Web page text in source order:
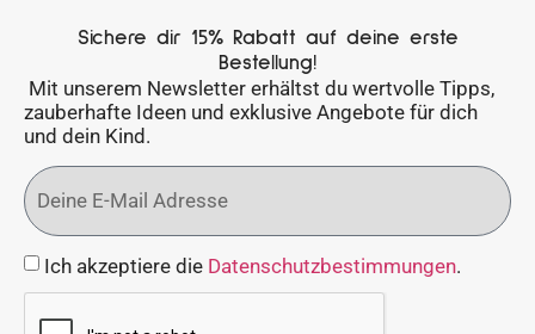
Sichere dir 15% Rabatt auf deine erste
Bestellung!
Mit unserem Newsletter erhältst du wertvolle Tipps,
zauberhafte Ideen und exklusive Angebote für dich
und dein Kind.
Ich akzeptiere die Datenschutzbestimmungen.